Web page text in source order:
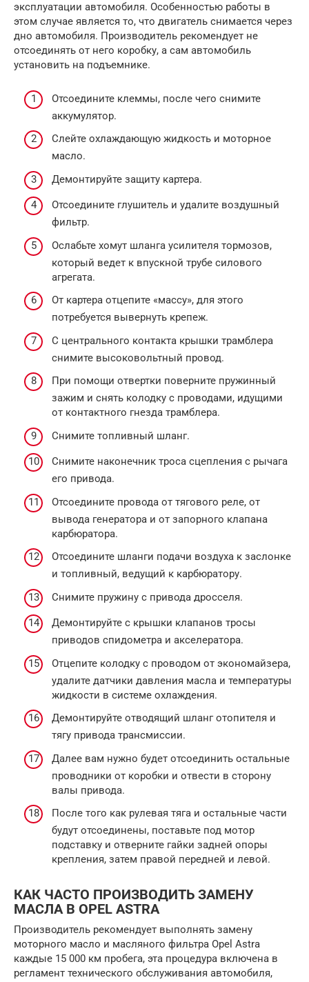
эксплуатации автомобиля. Особенностью работы в
этом случае является то, что двигатель снимается через
дно автомобиля. Производитель рекомендует не
отсоединять от него коробку, а сам автомобиль
установить на подъемнике.
Отсоедините клеммы, после чего снимите
аккумулятор.
Слейте охлаждающую жидкость и моторное
масло.
Демонтируйте защиту картера.
Отсоедините глушитель и удалите воздушный
фильтр.
Ослабьте хомут шланга усилителя тормозов,
который ведет к впускной трубе силового
агрегата.
От картера отцепите «массу», для этого
потребуется вывернуть крепеж.
С центрального контакта крышки трамблера
снимите высоковольтный провод.
При помощи отвертки поверните пружинный
зажим и снять колодку с проводами, идущими
от контактного гнезда трамблера.
Снимите топливный шланг.
Снимите наконечник троса сцепления с рычага
его привода.
Отсоедините провода от тягового реле, от
вывода генератора и от запорного клапана
карбюратора.
Отсоедините шланги подачи воздуха к заслонке
и топливный, ведущий к карбюратору.
Снимите пружину с привода дросселя.
Демонтируйте с крышки клапанов тросы
приводов спидометра и акселератора.
Отцепите колодку с проводом от экономайзера,
удалите датчики давления масла и температуры
жидкости в системе охлаждения.
Демонтируйте отводящий шланг отопителя и
тягу привода трансмиссии.
Далее вам нужно будет отсоединить остальные
проводники от коробки и отвести в сторону
валы привода.
После того как рулевая тяга и остальные части
будут отсоединены, поставьте под мотор
подставку и отверните гайки задней опоры
крепления, затем правой передней и левой.
КАК ЧАСТО ПРОИЗВОДИТЬ ЗАМЕНУ
МАСЛА В OPEL ASTRA
Производитель рекомендует выполнять замену
моторного масло и масляного фильтра Opel Astra
каждые 15 000 км пробега, эта процедура включена в
регламент технического обслуживания автомобиля,